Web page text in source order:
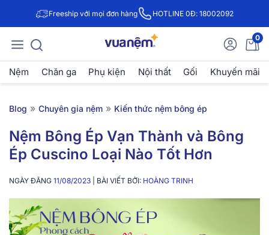
Freeship với mọi đơn hàng HOTLINE 0Đ: 18002092
0
Nệm Chăn ga Phụ kiện Nội thất Gối Khuyến mãi
Blog » Chuyên gia nệm » Kiến thức nệm bông ép
Nệm Bông Ép Vạn Thành và Bông
Ép Cuscino Loại Nào Tốt Hơn
NGÀY ĐĂNG 11/08/2023 | BÀI VIẾT BỞI: HOÀNG TRINH